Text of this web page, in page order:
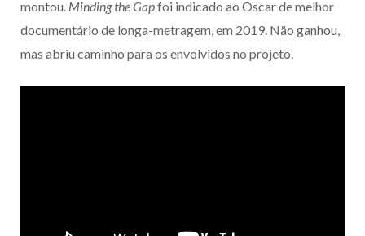
montou. Minding the Gapfoi indicado ao Oscar de melhor
documentário de longa-metragem, em 2019. Não ganhou,
mas abriu caminho para os envolvidos no projeto.